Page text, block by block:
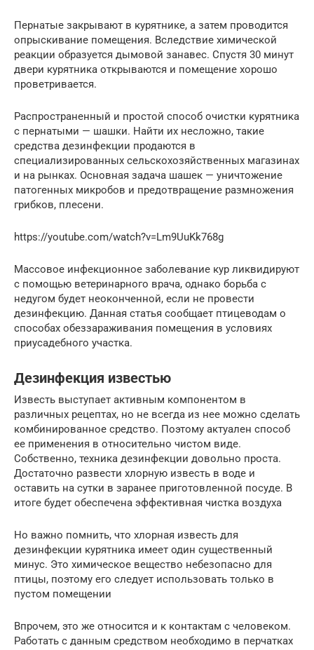
Пернатые закрывают в курятнике, а затем проводится
опрыскивание помещения. Вследствие химической
реакции образуется дымовой занавес. Спустя 30 минут
двери курятника открываются и помещение хорошо
проветривается.
Распространенный и простой способ очистки курятника
с пернатыми — шашки. Найти их несложно, такие
средства дезинфекции продаются в
специализированных сельскохозяйственных магазинах
и на рынках. Основная задача шашек — уничтожение
патогенных микробов и предотвращение размножения
грибков, плесени.
https://youtube.com/watch?v=Lm9UuKk768g
Массовое инфекционное заболевание кур ликвидируют
с помощью ветеринарного врача, однако борьба с
недугом будет неоконченной, если не провести
дезинфекцию. Данная статья сообщает птицеводам о
способах обеззараживания помещения в условиях
приусадебного участка.
Дезинфекция известью
Известь выступает активным компонентом в
различных рецептах, но не всегда из нее можно сделать
комбинированное средство. Поэтому актуален способ
ее применения в относительно чистом виде.
Собственно, техника дезинфекции довольно проста.
Достаточно развести хлорную известь в воде и
оставить на сутки в заранее приготовленной посуде. В
итоге будет обеспечена эффективная чистка воздуха
Но важно помнить, что хлорная известь для
дезинфекции курятника имеет один существенный
минус. Это химическое вещество небезопасно для
птицы, поэтому его следует использовать только в
пустом помещении
Впрочем, это же относится и к контактам с человеком.
Работать с данным средством необходимо в перчатках